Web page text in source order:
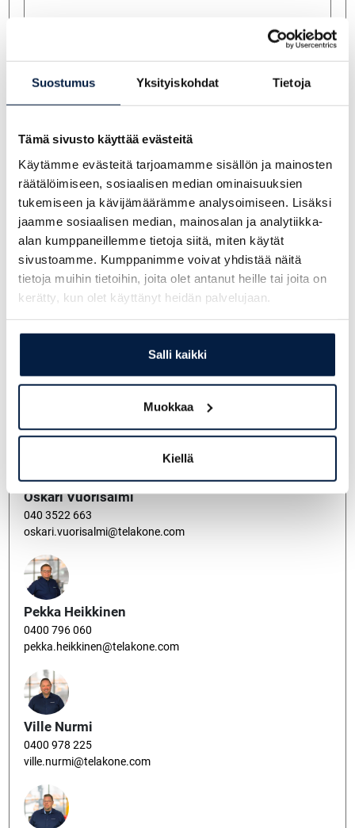
Suostumus Yksityiskohdat Tietoja
Tämä sivusto käyttää evästeitä
Käytämme evästeitä tarjoamamme sisällön ja mainosten
räätälöimiseen, sosiaalisen median ominaisuuksien
tukemiseen ja kävijämäärämme analysoimiseen. Lisäksi
jaamme sosiaalisen median, mainosalan ja analytiikka-
alan kumppaneillemme tietoja siitä, miten käytät
sivustoamme. Kumppanimme voivat yhdistää näitä
tietoja muihin tietoihin, joita olet antanut heille tai joita on
kerätty, kun olet käyttänyt heidän palvelujaan.
Salli kaikki
Muokkaa
Kiellä
Kysy lisää myyjiltämme:
Pauli Seppälä
0400 149 880
pauli.seppala@telakone.com
Miikka Läntinen
Oskari Vuorisalmi
040 3522 663
oskari.vuorisalmi@telakone.com
Pekka Heikkinen
0400 796 060
pekka.heikkinen@telakone.com
Ville Nurmi
0400 978 225
ville.nurmi@telakone.com